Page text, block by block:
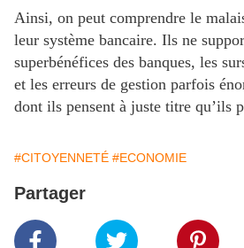
Ainsi, on peut comprendre le
leur système bancaire. Ils ne
superbénéfices des banques, les
et les erreurs de gestion parfois
dont ils pensent à juste titre qu’ils
#CITOYENNETÉ #ECONOMIE
Partager